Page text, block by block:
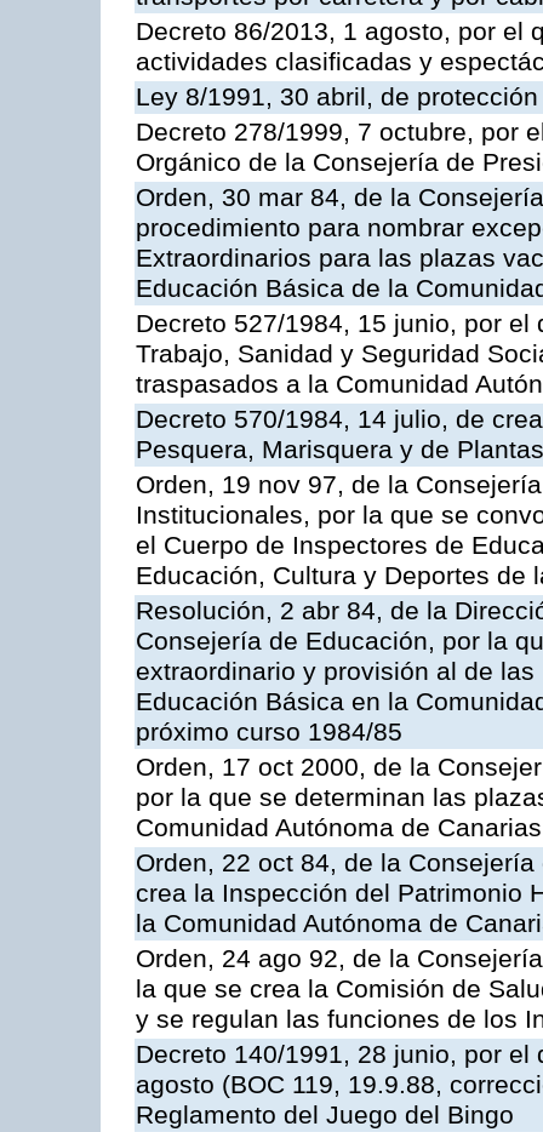
Decreto 86/2013, 1 agosto, por el
actividades clasificadas y
Ley 8/1991, 30 abril, de
Decreto 278/1999, 7 octubre, por
Orgánico de la Consejería de
Orden, 30 mar 84, de la
procedimiento para nombrar
Extraordinarios para las plazas
Educación Básica de la
Decreto 527/1984, 15 junio, por
Trabajo, Sanidad y Seguridad
traspasados a la Comunidad
Decreto 570/1984, 14 julio, de
Pesquera, Marisquera y de
Orden, 19 nov 97, de la
Institucionales, por la que se
el Cuerpo de Inspectores de
Educación, Cultura y Deportes de
Resolución, 2 abr 84, de la
Consejería de Educación, por la
extraordinario y provisión al de
Educación Básica en la
próximo curso 1984/85
Orden, 17 oct 2000, de la
por la que se determinan las
Comunidad Autónoma de Canarias
Orden, 22 oct 84, de la
crea la Inspección del Patrimonio
la Comunidad Autónoma de
Orden, 24 ago 92, de la
la que se crea la Comisión de
y se regulan las funciones de los
Decreto 140/1991, 28 junio, por
agosto (BOC 119, 19.9.88,
Reglamento del Juego del Bingo